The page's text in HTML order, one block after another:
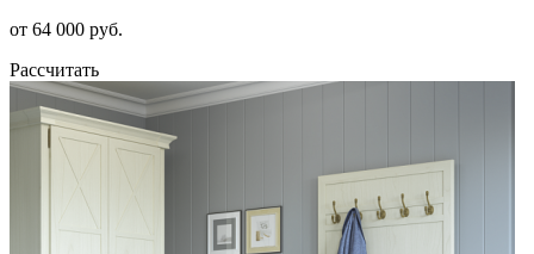
от 64 000 руб.
Рассчитать